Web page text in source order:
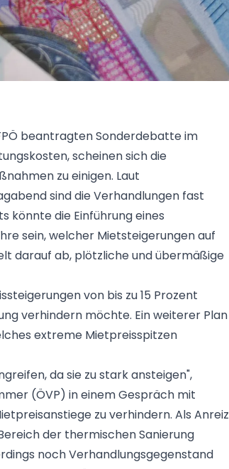
beantragten Sonderdebatte im
scheinen sich die
zu einigen. Laut
sind die Verhandlungen fast
könnte die Einführung eines
sein, welcher Mietsteigerungen auf
darauf ab, plötzliche und übermäßige
von bis zu 15 Prozent
verhindern möchte. Ein weiterer Plan
extreme Mietpreisspitzen
da sie zu stark ansteigen",
(ÖVP) in einem Gespräch mit
zu verhindern. Als Anreiz
der thermischen Sanierung
noch Verhandlungsgegenstand